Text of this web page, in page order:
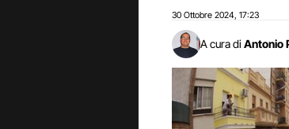
30 Ottobre 2024 17:23
A cura di Antonio